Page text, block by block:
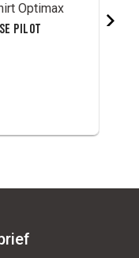
Optimax
PILOT